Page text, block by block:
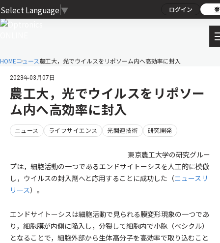
Select Language ▼ ログイン
HOMEニュース農工大，光でウイルスをリポソーム内へ高効率に封入
2023年03月07日
農工大，光でウイルスをリポソー
ム内へ高効率に封入
ニュース ライフサイエンス 光関連技術 研究開発
東京農工大学の研究グルー
プは，細胞活動の一つであるエンドサイトーシスを人工的に模倣
し，ウイルスの封入剤へと応用することに成功した（ニュースリ
リース）。
エンドサイトーシスは細胞活動で見られる膜変形現象の一つであ
り，細胞膜が内側に陥入し，分裂して細胞内で小胞（ベシクル）
となることで，細胞外部から生体高分子を高効率で取り込むこと